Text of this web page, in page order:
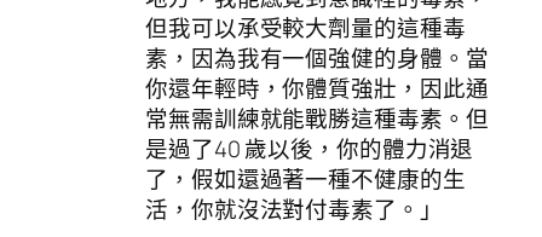
但我可以承受較大劑量的這種毒
素，因為我有一個強健的身體。當
你還年輕時，你體質強壯，因此通
常無需訓練就能戰勝這種毒素。但
是過了40 歲以後，你的體力消退
了，假如還過著一種不健康的生
活，你就沒法對付毒素了。」